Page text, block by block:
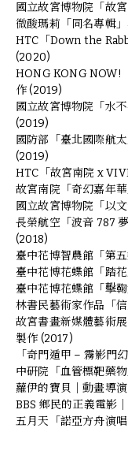
國立故宮博物院「故
微酸瑪莉「同名專輯
HTC「Down the
(2020)
HONG KONG NOW!
作 (2019)
國立故宮博物院「水
(2019)
國防部「臺北國際航
(2019)
HTC「故宮南院 x
故宮南院「奇幻嘉年
國立故宮博物院「以
長榮航空「波音 787
(2018)
臺中花博智農館「第
臺中花博花蝶館「踏
臺中花博花蝶館「擊
林書民藝術家作品「
故宮書畫新媒體藝術
製作 (2017)
「奇門遁甲 – 霧影門
中研院「血管標靶藥
蘿伊的寶貝｜動畫導
BBS 鄉民的正義電影
五月天「諾亞方舟演